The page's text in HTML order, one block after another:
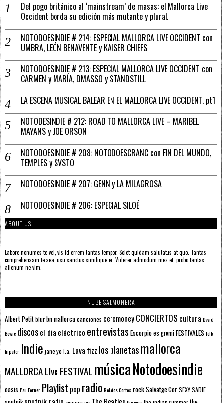
Del pogo británico al ‘mainstream’ de masas: el Mallorca Live
Occident borda su edición más mutante y plural.
NOTODOESINDIE # 214: ESPECIAL MALLORCA LIVE OCCIDENT con
UMBRA, LEÓN BENAVENTE y KAISER CHIEFS
NOTODOESINDIE # 213: ESPECIAL MALLORCA LIVE OCCIDENT con
CARMEN y MARÍA, DMASSO y STANDSTILL
LA ESCENA MUSICAL BALEAR EN EL MALLORCA LIVE OCCIDENT. pt1
NOTODESINDIE # 212: ROAD TO MALLORCA LIVE – MARIBEL
MAYANS y JOE ORSON
NOTODOESINDIE # 208: NOTODOESCRANC con FIN DEL MUNDO,
TEMPLES y SVSTO
NOTODOESINDIE # 207: GENN y LA MILAGROSA
NOTODOESINDIE # 206: ESPECIAL SILOÉ
ABOUT US
Labore nonumes te vel, vis id errem tantas tempor. Solet quidam salutatus at quo. Tantas
comprehensam te sea, usu sanctus similique ei. Viderer admodum mea et, probo tantas
alienum ne vim.
NUBE SALMONERA
Albert Petitblurbn mallorcacanciones ceremoneyCONCIERTOS cultura David
Bowie discosel día eléctrico entrevistas Escorpioes gremiFESTIVALES folk
hipster Indie jane yo l.a. Lava fizz los planetasmallorca
MALLORCA LIve FESTIVAL músicaNotodoesindie
oasis Pau Forner Playlist pop radioRelatos CortosrockSalvatge CorSEXY SADIE